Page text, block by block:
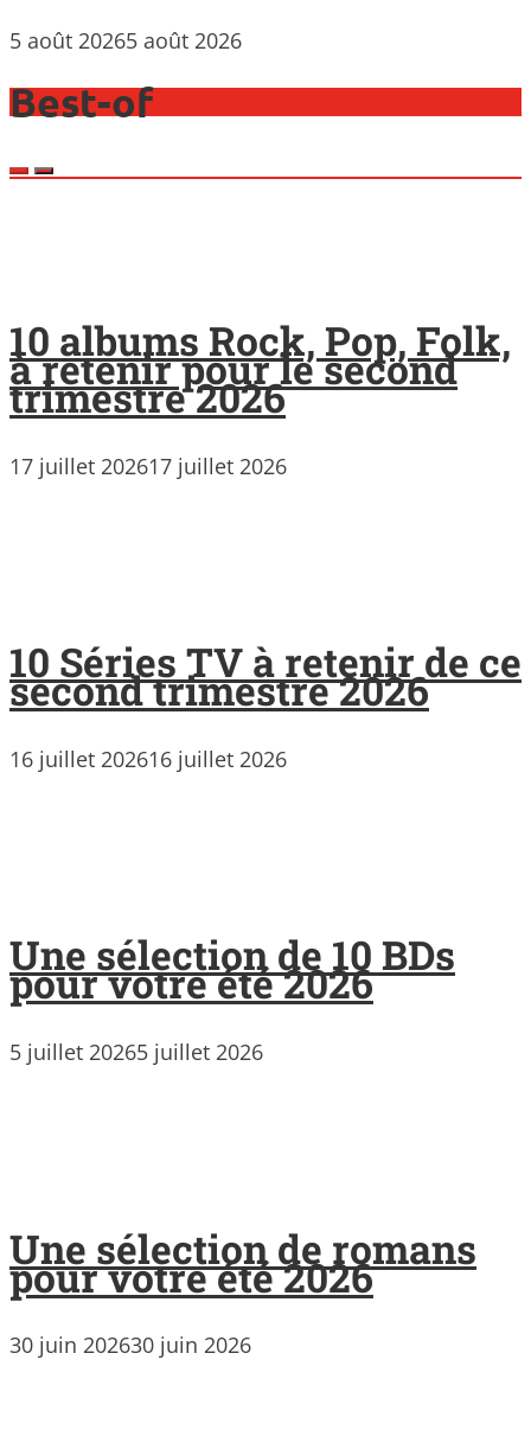
5 août 20265 août 2026
Best-of
10 albums Rock, Pop, Folk,
à retenir pour le second
trimestre 2026
17 juillet 202617 juillet 2026
10 Séries TV à retenir de ce
second trimestre 2026
16 juillet 202616 juillet 2026
Une sélection de 10 BDs
pour votre été 2026
5 juillet 20265 juillet 2026
Une sélection de romans
pour votre été 2026
30 juin 202630 juin 2026